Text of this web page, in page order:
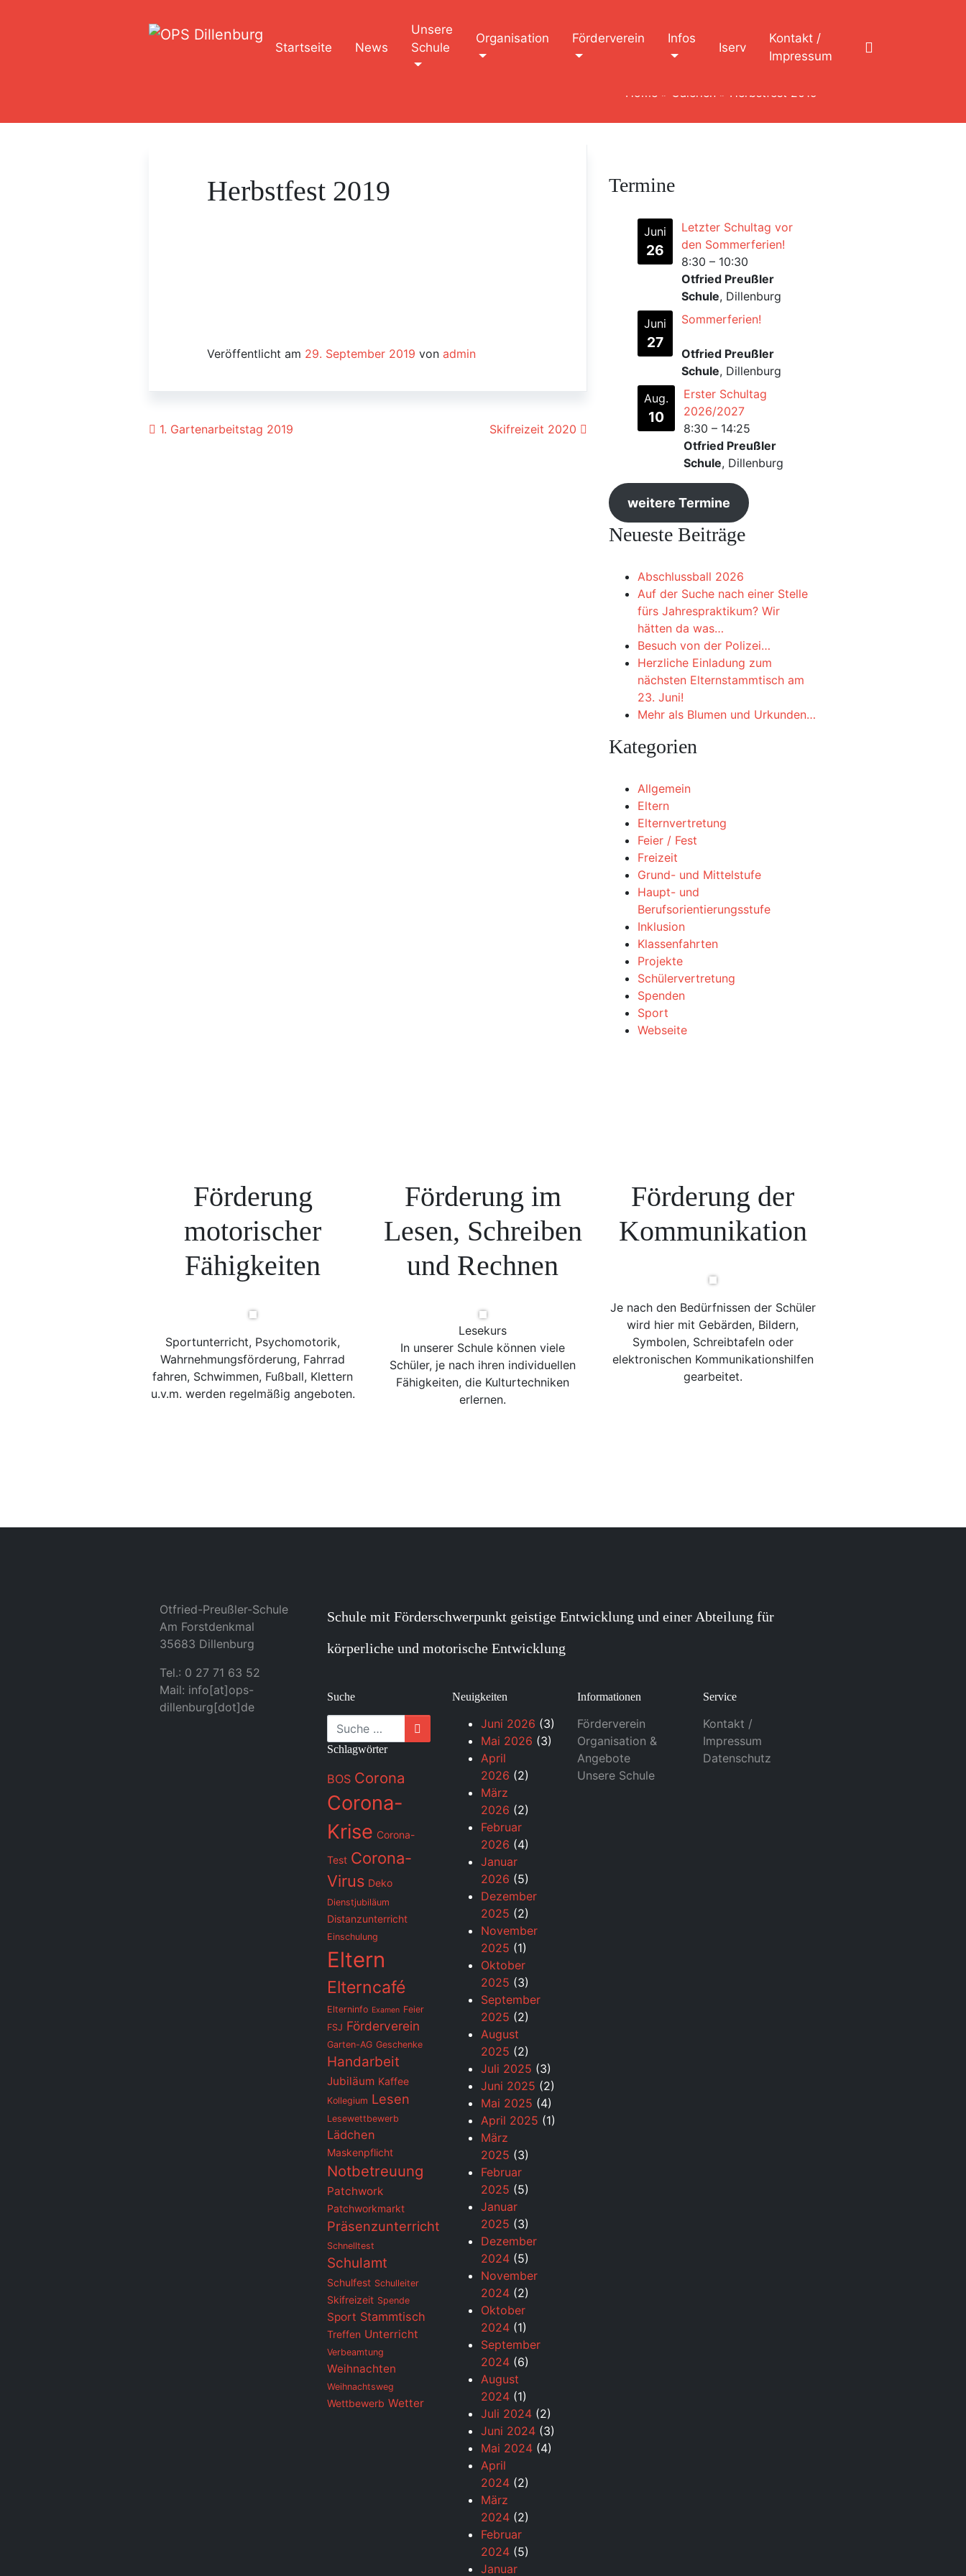
Startseite News
Unsere
Schule
Organisation Förderverein Infos
Iserv
Kontakt /
Impressum
Home » Galerien » Herbstfest 2019
Herbstfest 2019
Veröffentlicht am 29. September 2019 von admin
Beitrags-Navigation
1. Gartenarbeitstag 2019 Skifreizeit 2020
Termine
Juni
26
Letzter Schultag vor
den Sommerferien!
8:30 – 10:30
Otfried Preußler
Schule, Dillenburg
Juni
27
Sommerferien!
Otfried Preußler
Schule, Dillenburg
Aug.
10
Erster Schultag
2026/2027
8:30 – 14:25
Otfried Preußler
Schule, Dillenburg
weitere Termine
Neueste Beiträge
Abschlussball 2026
Auf der Suche nach einer Stelle
fürs Jahrespraktikum? Wir
hätten da was…
Besuch von der Polizei…
Herzliche Einladung zum
nächsten Elternstammtisch am
23. Juni!
Mehr als Blumen und Urkunden…
Kategorien
Allgemein
Eltern
Elternvertretung
Feier / Fest
Freizeit
Grund- und Mittelstufe
Haupt- und
Berufsorientierungsstufe
Inklusion
Klassenfahrten
Projekte
Schülervertretung
Spenden
Sport
Webseite
Förderung
motorischer
Fähigkeiten
Sportunterricht, Psychomotorik,
Wahrnehmungsförderung, Fahrrad
fahren, Schwimmen, Fußball, Klettern
u.v.m. werden regelmäßig angeboten.
Förderung im
Lesen, Schreiben
und Rechnen
Lesekurs
In unserer Schule können viele
Schüler, je nach ihren individuellen
Fähigkeiten, die Kulturtechniken
erlernen.
Förderung der
Kommunikation
Je nach den Bedürfnissen der Schüler
wird hier mit Gebärden, Bildern,
Symbolen, Schreibtafeln oder
elektronischen Kommunikationshilfen
gearbeitet.
Otfried-Preußler-Schule
Am Forstdenkmal
35683 Dillenburg
Tel.: 0 27 71 63 52
Mail: info[at]ops-
dillenburg[dot]de
Schule mit Förderschwerpunkt geistige Entwicklung und einer Abteilung für
körperliche und motorische Entwicklung
Suche
Suche
Schlagwörter
BOS Corona
Corona-
Krise Corona-
Test Corona-
Virus Deko
Dienstjubiläum
Distanzunterricht
Einschulung
Eltern
Elterncafé
Elterninfo Examen Feier
FSJ Förderverein
Garten-AG Geschenke
Handarbeit
Jubiläum Kaffee
Kollegium Lesen
Lesewettbewerb
Lädchen
Maskenpflicht
Notbetreuung
Patchwork
Patchworkmarkt
Präsenzunterricht
Schnelltest
Schulamt
Schulfest Schulleiter
Skifreizeit Spende
Sport Stammtisch
Treffen Unterricht
Verbeamtung
Weihnachten
Weihnachtsweg
Wettbewerb Wetter
Neuigkeiten
Juni 2026 (3)
Mai 2026 (3)
April
2026 (2)
März
2026 (2)
Februar
2026 (4)
Januar
2026 (5)
Dezember
2025 (2)
November
2025 (1)
Oktober
2025 (3)
September
2025 (2)
August
2025 (2)
Juli 2025 (3)
Juni 2025 (2)
Mai 2025 (4)
April 2025 (1)
März
2025 (3)
Februar
2025 (5)
Januar
2025 (3)
Dezember
2024(5)
November
2024(2)
Oktober
2024(1)
September
2024(6)
August
2024(1)
Juli 2024(2)
Juni 2024(3)
Mai 2024(4)
April
2024(2)
März
2024(2)
Februar
2024(5)
Januar
Informationen
Förderverein
Organisation &
Angebote
Unsere Schule
Service
Kontakt /
Impressum
Datenschutz